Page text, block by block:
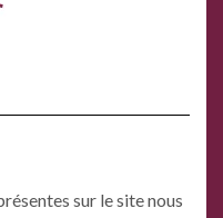
sur le site nous